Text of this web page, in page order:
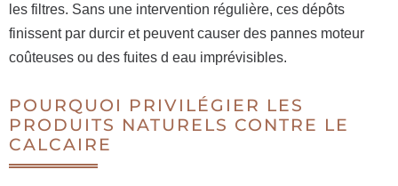
les filtres. Sans une intervention régulière, ces dépôts
finissent par durcir et peuvent causer des pannes moteur
coûteuses ou des fuites d eau imprévisibles.
POURQUOI PRIVILÉGIER LES
PRODUITS NATURELS CONTRE LE
CALCAIRE